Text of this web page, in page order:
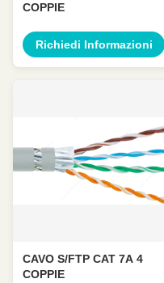
COPPIE
Richiedi Informazioni
CAVO S/FTP CAT 7A 4
COPPIE